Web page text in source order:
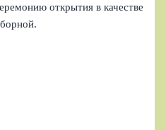
открытия в качестве